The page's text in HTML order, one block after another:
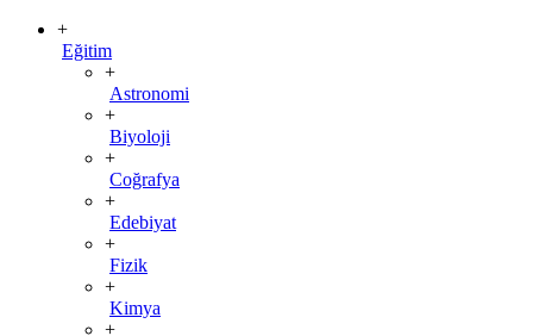
+
Eğitim
+
Astronomi
+
Biyoloji
+
Coğrafya
+
Edebiyat
+
Fizik
+
Kimya
+